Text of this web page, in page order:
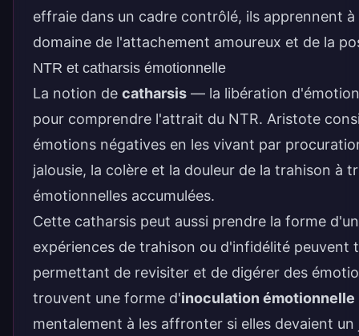
effraie dans un cadre contrôlé, ils apprennent
domaine de l'attachement amoureux et de la
NTR et catharsis émotionnelle
La notion de catharsis — la libération
pour comprendre l'attrait du NTR. Aristote
émotions négatives en les vivant par
jalousie, la colère et la douleur de la trahison à
émotionnelles accumulées.
Cette catharsis peut aussi prendre la forme
expériences de trahison ou d'infidélité peuvent
permettant de revisiter et de digérer des
trouvent une forme d'inoculation émotionnelle
mentalement à les affronter si elles devaient